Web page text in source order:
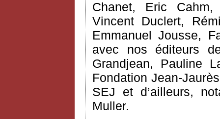
Chanet, Eric Cahm,
Vincent Duclert,
Emmanuel Jousse,
avec nos éditeurs
Grandjean, Pauline
Fondation Jean-
SEJ et d’ailleurs,
Muller.